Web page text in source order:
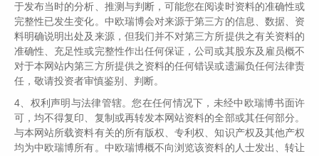
深圳证监局提醒：警惕非法荐股骗局，坚持理性
近年来，在严监管基调下，非法证券期货活动有所遏制，但不法分
子套路手法不断翻新，甚至与诈骗活动交织，具
2026-05-14
2026-03-16
于发布当时的分析、推测与判断，可能您在阅读时资料的准确性或
完整性已发生变化。中欧瑞博会对来源于第三方的信息、数据、资
料明确说明出处及来源，但我们并不对第三方所提供之有关资料的
准确性、充足性或完整性作出任何保证，公司或其股东及雇员概不
对于本网站内第三方所提供之资料的任何错误或遗漏负任何法律责
任，敬请投资者审慎鉴别、判断。
4、权利声明与法律管辖。您在任何情况下，未经中欧瑞博书面许
可，均不得复印、复制或再转发本网站资料的全部或其任何部分。
与本网站所载资料有关的所有版权、专利权、知识产权及其他产权
均为中欧瑞博所有。中欧瑞博概不向浏览该资料的人士发出、转让